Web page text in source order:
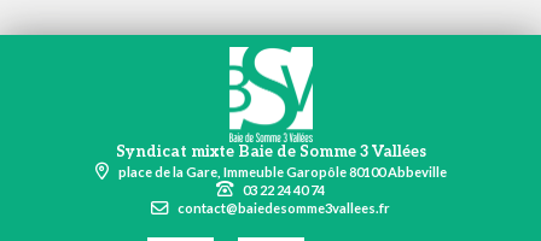
Syndicat mixte Baie de Somme 3 Vallées
place de la Gare, Immeuble Garopôle 80100 Abbeville
03 22 24 40 74
contact@baiedesomme3vallees.fr